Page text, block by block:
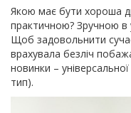
Якою має бути хороша
практичною? Зручною в
Щоб задовольнити
врахувала безліч
новинки –
тип).